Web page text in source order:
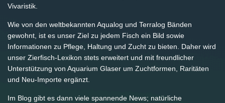
Vivaristik.
Wie von den weltbekannten Aqualog und Terralog Bänden
gewohnt, ist es unser Ziel zu jedem Fisch ein Bild sowie
Informationen zu Pflege, Haltung und Zucht zu bieten. Daher wird
unser Zierfisch-Lexikon stets erweitert und mit freundlicher
Unterstützung von Aquarium Glaser um Zuchtformen, Raritäten
und Neu-Importe ergänzt.
Im Blog gibt es dann viele spannende News; natürliche